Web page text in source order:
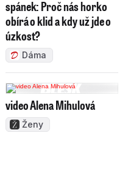
spánek: Proč nás horko
obírá o klid a kdy už jde o
úzkost?
Dáma
video Alena Mihulová
Ženy